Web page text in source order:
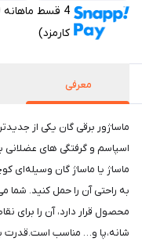
کارمزد)
معرفی
ماساژور برقی گان یکی از
اسپاسم و گرفتگی های عضلانی
ماساژ یا ماساژ گان وسیله‌ای
به راحتی آن را حمل کنید. شما
محصول قرار دارد، آن را برای
شانه،پا و… مناسب است.قدرت